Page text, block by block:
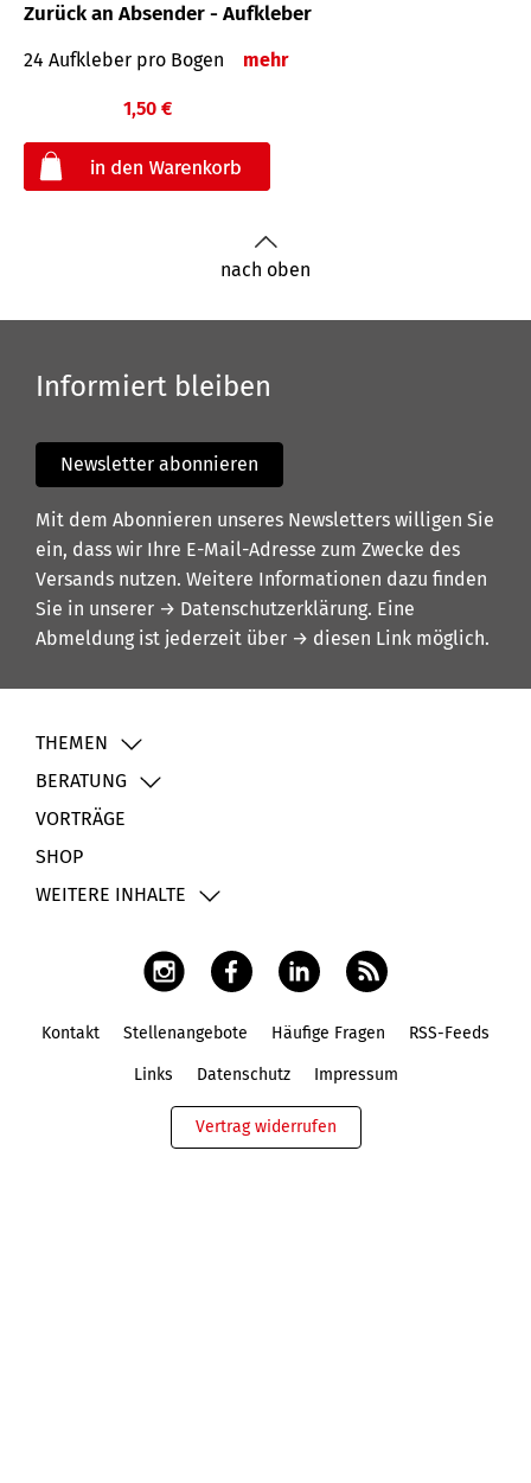
Zurück an Absender - Aufkleber
24 Aufkleber pro Bogen mehr
1,50 €
nach oben
Informiert bleiben
Newsletter abonnieren
Mit dem Abonnieren unseres Newsletters willigen Sie
ein, dass wir Ihre E-Mail-Adresse zum Zwecke des
Versands nutzen. Weitere Informationen dazu finden
Sie in unserer → Datenschutzerklärung. Eine
Abmeldung ist jederzeit über → diesen Link möglich.
THEMEN
BERATUNG
VORTRÄGE
SHOP
WEITERE INHALTE
Kontakt Stellenangebote Häufige Fragen RSS-Feeds
Links Datenschutz Impressum
Vertrag widerrufen